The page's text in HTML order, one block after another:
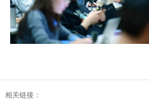
相关链接：